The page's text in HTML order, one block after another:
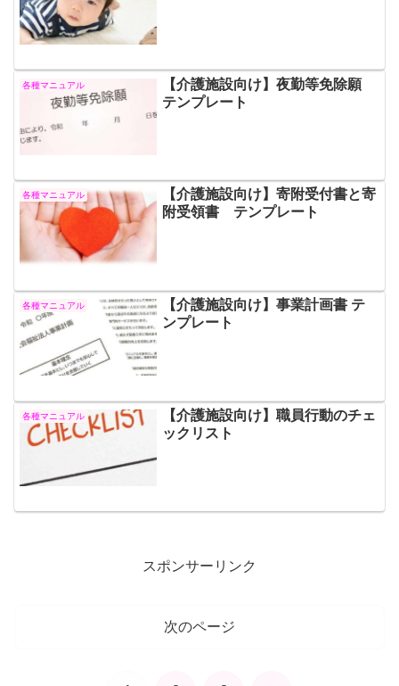
各種マニュアル
【介護施設向け】夜勤等免除願
テンプレート
各種マニュアル
【介護施設向け】寄附受付書と寄
附受領書 テンプレート
各種マニュアル
【介護施設向け】事業計画書 テ
ンプレート
各種マニュアル
【介護施設向け】職員行動のチェ
ックリスト
スポンサーリンク
次のページ